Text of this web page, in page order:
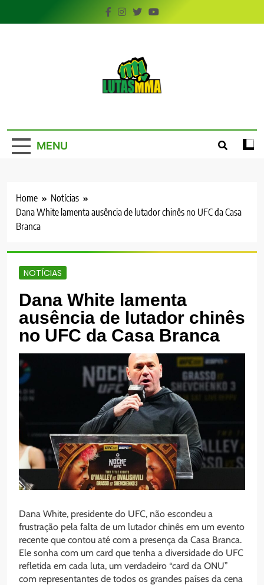
to
MENU
Home
Notícias
Dana White lamenta ausência de lutador chinês no UFC da Casa
Branca
NOTÍCIAS
Dana White lamenta
ausência de lutador chinês
no UFC da Casa Branca
Dana White, presidente do UFC, não escondeu a
frustração pela falta de um lutador chinês em um evento
recente que contou até com a presença da Casa Branca.
Ele sonha com um card que tenha a diversidade do UFC
refletida em cada luta, um verdadeiro “card da ONU”
com representantes de todos os grandes países da cena